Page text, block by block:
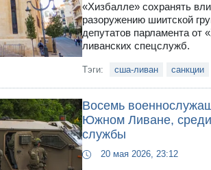
«Хизбалле» сохранять
разоружению шиитской
депутатов парламента
ливанских спецслужб.
Тэги: сша-ливан санкции
Восемь
Южном Ливане,
службы
20 мая 2026, 23:12